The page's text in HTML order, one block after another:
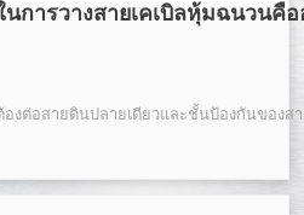
การวางสายเคเบิลหุ้มฉนวนคือ
ต่อสายดินปลายเดียวและชั้นป้องกันของส